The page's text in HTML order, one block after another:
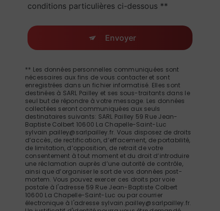
conditions particulières ci-dessous **
Envoyer
** Les données personnelles communiquées sont
nécessaires aux fins de vous contacter et sont
enregistrées dans un fichier informatisé. Elles sont
destinées à SARL Pailley et ses sous-traitants dans le
seul but de répondre à votre message. Les données
collectées seront communiquées aux seuls
destinataires suivants: SARL Pailley 59 Rue Jean-
Baptiste Colbert 10600 La Chapelle-Saint-Luc
sylvain.pailley@sarlpailley.fr. Vous disposez de droits
d’accès, de rectification, d’effacement, de portabilité,
de limitation, d’opposition, de retrait de votre
consentement à tout moment et du droit d’introduire
une réclamation auprès d’une autorité de contrôle,
ainsi que d’organiser le sort de vos données post-
mortem. Vous pouvez exercer ces droits par voie
postale à l'adresse 59 Rue Jean-Baptiste Colbert
10600 La Chapelle-Saint-Luc ou par courrier
électronique à l'adresse sylvain.pailley@sarlpailley.fr.